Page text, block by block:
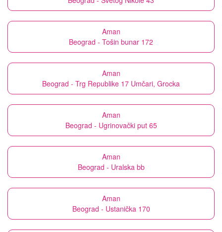
Aman
Beograd - Tošin bunar 172
Aman
Beograd - Trg Republike 17 Umčari, Grocka
Aman
Beograd - Ugrinovački put 65
Aman
Beograd - Uralska bb
Aman
Beograd - Ustanička 170